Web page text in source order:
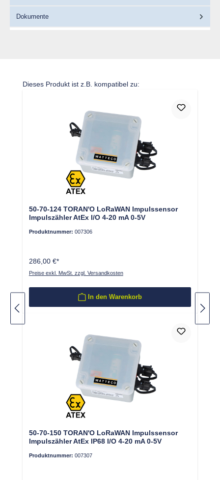
Dokumente
Produktgalerie überspringen
Dieses Produkt ist z.B. kompatibel zu:
50-70-124 TORAN'O LoRaWAN Impulssensor
Impulszähler AtEx I/O 4-20 mA 0-5V
Produktnummer: 007306
286,00 €*
Preise exkl. MwSt. zzgl. Versandkosten
In den Warenkorb
50-70-150 TORAN'O LoRaWAN Impulssensor
Impulszähler AtEx IP68 I/O 4-20 mA 0-5V
Produktnummer: 007307